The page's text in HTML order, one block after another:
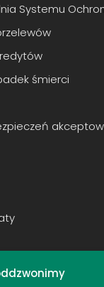
Systemu
śmierci